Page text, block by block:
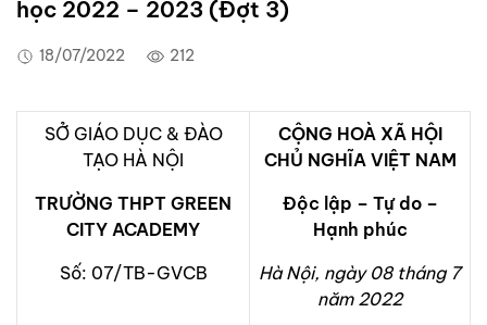
học 2022 – 2023 (Đợt 3)
18/07/2022 212
SỞ GIÁO DỤC & ĐÀO
TẠO HÀ NỘI
TRƯỜNG THPT GREEN
CITY ACADEMY
Số: 07/TB-GVCB
CỘNG HOÀ XÃ HỘI
CHỦ NGHĨA VIỆT NAM
Độc lập – Tự do –
Hạnh phúc
Hà Nội, ngày 08 tháng 7
năm 2022